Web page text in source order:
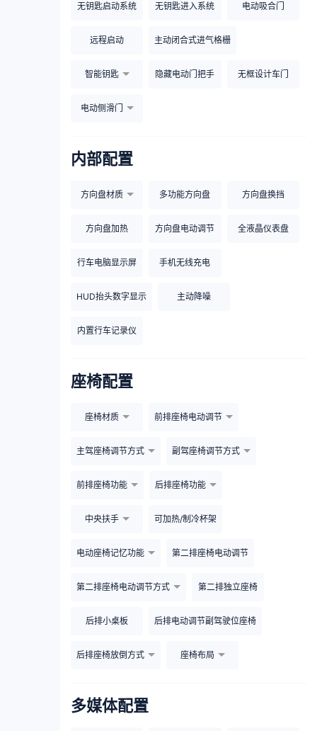
无钥匙启动系统 无钥匙进入系统 电动吸合门
远程启动 主动闭合式进气格栅
智能钥匙 隐藏电动门把手 无框设计车门
电动侧滑门
内部配置
方向盘材质 多功能方向盘 方向盘换挡
方向盘加热 方向盘电动调节 全液晶仪表盘
行车电脑显示屏 手机无线充电
HUD抬头数字显示 主动降噪
内置行车记录仪
座椅配置
座椅材质 前排座椅电动调节
主驾座椅调节方式 副驾座椅调节方式
前排座椅功能 后排座椅功能
中央扶手 可加热/制冷杯架
电动座椅记忆功能 第二排座椅电动调节
第二排座椅电动调节方式 第二排独立座椅
后排小桌板 后排电动调节副驾驶位座椅
后排座椅放倒方式 座椅布局
多媒体配置